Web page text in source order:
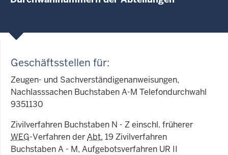
Geschäftsstellen für:
Zeugen- und Sachverständigenanweisungen,
Nachlasssachen Buchstaben A-M Telefondurchwahl
9351130
Zivilverfahren Buchstaben N - Z einschl. früherer
WEG-Verfahren derAbt. 19 Zivilverfahren
Buchstaben A - M, Aufgebotsverfahren UR II